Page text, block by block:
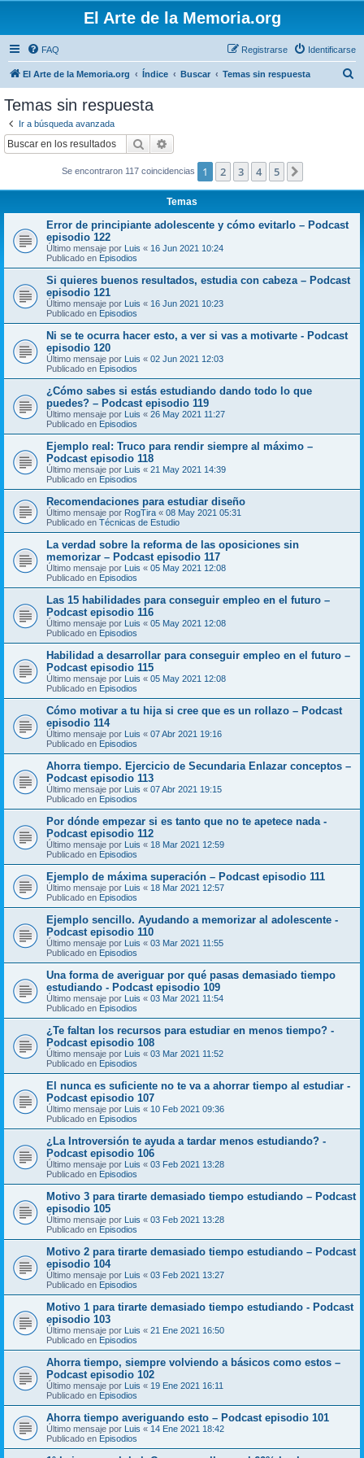
El Arte de la Memoria.org
FAQ Identificarse
Registrarse
El Arte de la Memoria.org Índice Buscar Temas sin respuesta
Temas sin respuesta
Ir a búsqueda avanzada
Buscar
Se encontraron 117 coincidencias 1 2 3 4 5
Temas
Error de principiante adolescente y cómo evitarlo – Podcast
episodio 122
Último mensaje por Luis « 16 Jun 2021 10:24
Publicado en Episodios
Si quieres buenos resultados, estudia con cabeza – Podcast
episodio 121
Último mensaje por Luis « 16 Jun 2021 10:23
Publicado en Episodios
Ni se te ocurra hacer esto, a ver si vas a motivarte - Podcast
episodio 120
Último mensaje por Luis « 02 Jun 2021 12:03
Publicado en Episodios
¿Cómo sabes si estás estudiando dando todo lo que
puedes? – Podcast episodio 119
Último mensaje por Luis « 26 May 2021 11:27
Publicado en Episodios
Ejemplo real: Truco para rendir siempre al máximo –
Podcast episodio 118
Último mensaje por Luis « 21 May 2021 14:39
Publicado en Episodios
Recomendaciones para estudiar diseño
Último mensaje por RogTira « 08 May 2021 05:31
Publicado en Técnicas de Estudio
La verdad sobre la reforma de las oposiciones sin
memorizar – Podcast episodio 117
Último mensaje por Luis « 05 May 2021 12:08
Publicado en Episodios
Las 15 habilidades para conseguir empleo en el futuro –
Podcast episodio 116
Último mensaje por Luis « 05 May 2021 12:08
Publicado en Episodios
Habilidad a desarrollar para conseguir empleo en el futuro –
Podcast episodio 115
Último mensaje por Luis « 05 May 2021 12:08
Publicado en Episodios
Cómo motivar a tu hija si cree que es un rollazo – Podcast
episodio 114
Último mensaje por Luis « 07 Abr 2021 19:16
Publicado en Episodios
Ahorra tiempo. Ejercicio de Secundaria Enlazar conceptos –
Podcast episodio 113
Último mensaje por Luis « 07 Abr 2021 19:15
Publicado en Episodios
Por dónde empezar si es tanto que no te apetece nada -
Podcast episodio 112
Último mensaje por Luis « 18 Mar 2021 12:59
Publicado en Episodios
Ejemplo de máxima superación – Podcast episodio 111
Último mensaje por Luis « 18 Mar 2021 12:57
Publicado en Episodios
Ejemplo sencillo. Ayudando a memorizar al adolescente -
Podcast episodio 110
Último mensaje por Luis « 03 Mar 2021 11:55
Publicado en Episodios
Una forma de averiguar por qué pasas demasiado tiempo
estudiando - Podcast episodio 109
Último mensaje por Luis « 03 Mar 2021 11:54
Publicado en Episodios
¿Te faltan los recursos para estudiar en menos tiempo? -
Podcast episodio 108
Último mensaje por Luis « 03 Mar 2021 11:52
Publicado en Episodios
El nunca es suficiente no te va a ahorrar tiempo al estudiar -
Podcast episodio 107
Último mensaje por Luis « 10 Feb 2021 09:36
Publicado en Episodios
¿La Introversión te ayuda a tardar menos estudiando? -
Podcast episodio 106
Último mensaje por Luis « 03 Feb 2021 13:28
Publicado en Episodios
Motivo 3 para tirarte demasiado tiempo estudiando – Podcast
episodio 105
Último mensaje por Luis « 03 Feb 2021 13:28
Publicado en Episodios
Motivo 2 para tirarte demasiado tiempo estudiando – Podcast
episodio 104
Último mensaje por Luis « 03 Feb 2021 13:27
Publicado en Episodios
Motivo 1 para tirarte demasiado tiempo estudiando - Podcast
episodio 103
Último mensaje por Luis « 21 Ene 2021 16:50
Publicado en Episodios
Ahorra tiempo, siempre volviendo a básicos como estos –
Podcast episodio 102
Último mensaje por Luis « 19 Ene 2021 16:11
Publicado en Episodios
Ahorra tiempo averiguando esto – Podcast episodio 101
Último mensaje por Luis « 14 Ene 2021 18:42
Publicado en Episodios